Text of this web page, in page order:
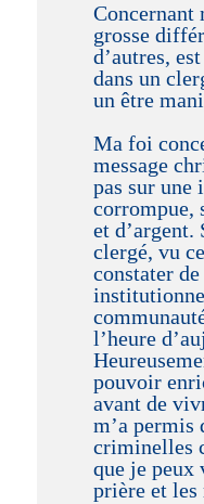
Concernant
grosse
d’autres,
dans un
un être
Ma foi
message
pas sur
corrompue,
et
clergé, vu
constater
l’heure
pouvoir
avant de
m’a permis
criminelles
que je peux
prière et les